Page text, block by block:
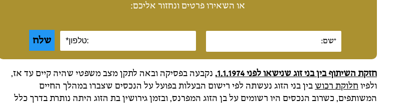
או השאירו פרטים ונחזור אליכם:
חזקת השיתוף בין בני זוג שנישאו לפני 1.1.1974 , נקבעה בפסיקה ובאה לתקן מצב משפטי שהיה קיים עד אז,
ולפיו חלוקת רכושבין בני הזוג נעשתה לפי רישום הבעלות בפועל על הנכסים שצברו במהלך החיים
המשותפים, כשרוב הנכסים היו רשומים על בן הזוג המפרנס, ובזמן גירושין בת הזוג היתה נותרת בדרך כלל